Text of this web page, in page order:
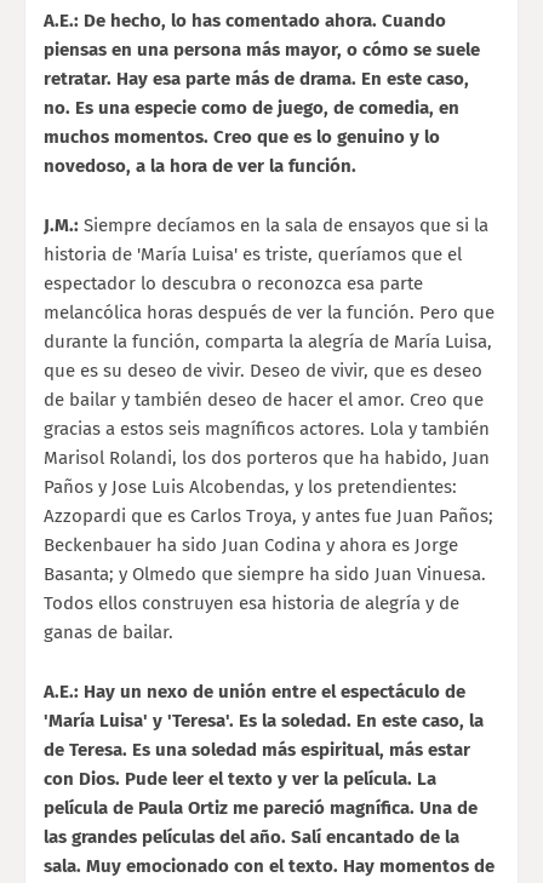
A.E.: De hecho, lo has comentado ahora. Cuando
piensas en una persona más mayor, o cómo se suele
retratar. Hay esa parte más de drama. En este caso,
no. Es una especie como de juego, de comedia, en
muchos momentos. Creo que es lo genuino y lo
novedoso, a la hora de ver la función.
J.M.: Siempre decíamos en la sala de ensayos que si la
historia de 'María Luisa' es triste, queríamos que el
espectador lo descubra o reconozca esa parte
melancólica horas después de ver la función. Pero que
durante la función, comparta la alegría de María Luisa,
que es su deseo de vivir. Deseo de vivir, que es deseo
de bailar y también deseo de hacer el amor. Creo que
gracias a estos seis magníficos actores. Lola y también
Marisol Rolandi, los dos porteros que ha habido, Juan
Paños y Jose Luis Alcobendas, y los pretendientes:
Azzopardi que es Carlos Troya, y antes fue Juan Paños;
Beckenbauer ha sido Juan Codina y ahora es Jorge
Basanta; y Olmedo que siempre ha sido Juan Vinuesa.
Todos ellos construyen esa historia de alegría y de
ganas de bailar.
A.E.: Hay un nexo de unión entre el espectáculo de
'María Luisa' y 'Teresa'. Es la soledad. En este caso, la
de Teresa. Es una soledad más espiritual, más estar
con Dios. Pude leer el texto y ver la película. La
película de Paula Ortiz me pareció magnífica. Una de
las grandes películas del año. Salí encantado de la
sala. Muy emocionado con el texto. Hay momentos de